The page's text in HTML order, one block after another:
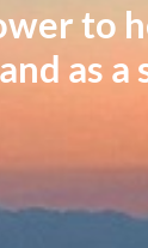
to
as a